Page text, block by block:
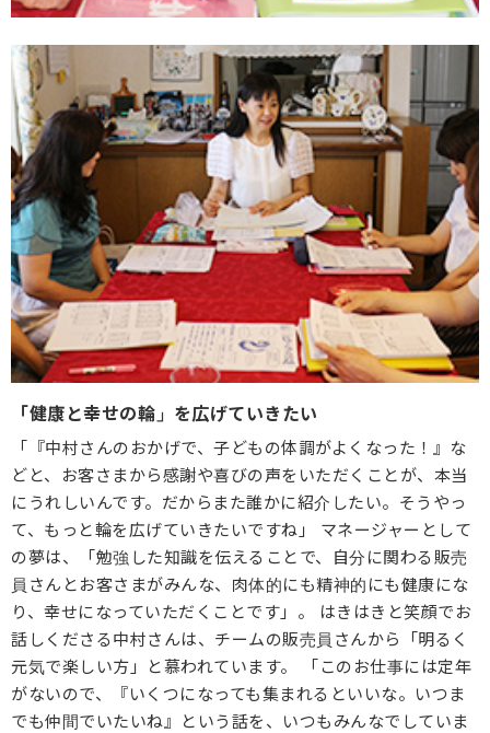
「健康と幸せの輪」を広げていきたい
「『中村さんのおかげで、子どもの体調がよくなった！』な
どと、お客さまから感謝や喜びの声をいただくことが、本当
にうれしいんです。だからまた誰かに紹介したい。そうやっ
て、もっと輪を広げていきたいですね」 マネージャーとして
の夢は、「勉強した知識を伝えることで、自分に関わる販売
員さんとお客さまがみんな、肉体的にも精神的にも健康にな
り、幸せになっていただくことです」。 はきはきと笑顔でお
話しくださる中村さんは、チームの販売員さんから「明るく
元気で楽しい方」と慕われています。 「このお仕事には定年
がないので、『いくつになっても集まれるといいな。いつま
でも仲間でいたいね』という話を、いつもみんなでしていま